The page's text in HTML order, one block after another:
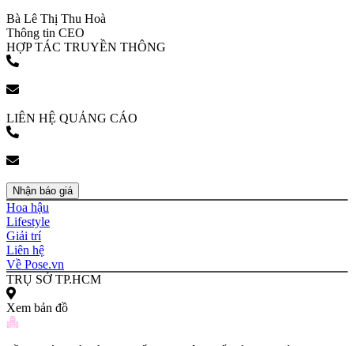
Bà Lê Thị Thu Hoà
Thông tin CEO
HỢP TÁC TRUYỀN THÔNG
LIÊN HỆ QUẢNG CÁO
Nhận báo giá
Hoa hậu
Lifestyle
Giải trí
Liên hệ
Về Pose.vn
TRỤ SỞ TP.HCM
Xem bản đồ